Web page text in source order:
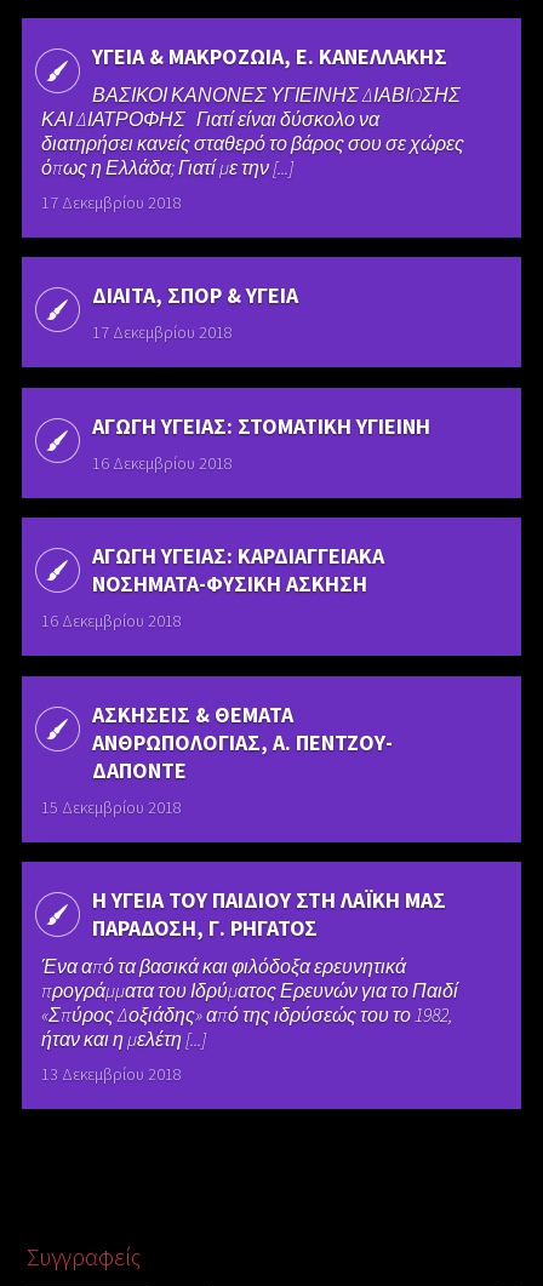
ΥΓΕΙΑ & ΜΑΚΡΟΖΩΙΑ, Ε. ΚΑΝΕΛΛΑΚΗΣ
ΒΑΣΙΚΟΙ ΚΑΝΟΝΕΣ ΥΓΙΕΙΝΗΣ ΔΙΑΒΙΩΣΗΣ
ΚΑΙ ΔΙΑΤΡΟΦΗΣ Γιατί είναι δύσκολο να
διατηρήσει κανείς σταθερό το βάρος σου σε χώρες
όπως η Ελλάδα; Γιατί με την [...]
17 Δεκεμβρίου 2018
ΔΙΑΙΤΑ, ΣΠΟΡ & ΥΓΕΙΑ
17 Δεκεμβρίου 2018
ΑΓΩΓΗ ΥΓΕΙΑΣ: ΣΤΟΜΑΤΙΚΗ ΥΓΙΕΙΝΗ
16 Δεκεμβρίου 2018
ΑΓΩΓΗ ΥΓΕΙΑΣ: ΚΑΡΔΙΑΓΓΕΙΑΚΑ
ΝΟΣΗΜΑΤΑ-ΦΥΣΙΚΗ ΑΣΚΗΣΗ
16 Δεκεμβρίου 2018
ΑΣΚΗΣΕΙΣ & ΘΕΜΑΤΑ
ΑΝΘΡΩΠΟΛΟΓΙΑΣ, Α. ΠΕΝΤΖΟΥ-
ΔΑΠΟΝΤΕ
15 Δεκεμβρίου 2018
Η ΥΓΕΙΑ ΤΟΥ ΠΑΙΔΙΟΥ ΣΤΗ ΛΑΪΚΗ ΜΑΣ
ΠΑΡΑΔΟΣΗ, Γ. ΡΗΓΑΤΟΣ
Ένα από τα βασικά και φιλόδοξα ερευνητικά
προγράμματα του Ιδρύματος Ερευνών για το Παιδί
«Σπύρος Δοξιάδης» από της ιδρύσεώς του το 1982,
ήταν και η μελέτη [...]
13 Δεκεμβρίου 2018
Συγγραφείς